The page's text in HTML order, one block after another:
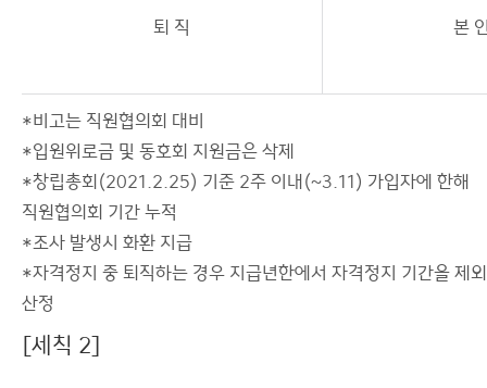
퇴 직 본
*비고는 직원협의회 대비
*입원위로금 및 동호회 지원금은 삭제
*창립총회(2021.2.25) 기준 2주 이내(~3.11) 가입자에 한해
직원협의회 기간 누적
*조사 발생시 화환 지급
*자격정지 중 퇴직하는 경우 지급년한에서 자격정지 기간을 제
산정
[세칙 2]